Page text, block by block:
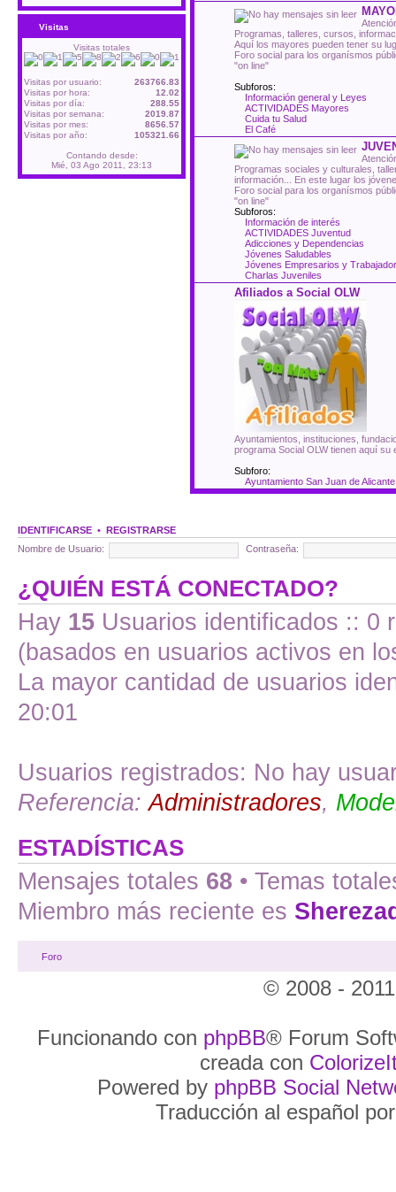
Visitas
Visitas totales
Visitas por usuario:
263766.83
Visitas por hora:
12.02
Visitas por día:
288.55
Visitas por semana:
2019.87
Visitas por mes:
8656.57
Visitas por año:
105321.66
Contando desde:
Mié, 03 Ago 2011, 23:13
Programas, talleres, cursos,
Aquí los mayores pueden tener su
Foro social para los organísmos
"on line"
Subforos:
Información general y Leyes
ACTIVIDADES Mayores
Cuida tu Salud
El Café
Programas sociales y culturales,
información... En este lugar los
Foro social para los organísmos
"on line"
Subforos:
Información de interés
ACTIVIDADES Juventud
Adicciones y Dependencias
Jóvenes Saludables
Jóvenes Empresarios y
Charlas Juveniles
Afiliados a Social OLW
Ayuntamientos, instituciones,
programa Social OLW tienen aquí su
Subforo:
Ayuntamiento San Juan de Alicante
IDENTIFICARSE • REGISTRARSE
Nombre de Usuario:
Contraseña:
¿QUIÉN ESTÁ CONECTADO?
Hay 15 Usuarios identificados :: 0
(basados en usuarios activos en
La mayor cantidad de usuarios
20:01
Usuarios registrados: No hay
Referencia:Administradores,
ESTADÍSTICAS
Mensajes totales 68 • Temas
Miembro más reciente es
Foro
© 2008 -
Funcionando con phpBB® Forum
creada con
Powered by phpBB Social
Traducción al español